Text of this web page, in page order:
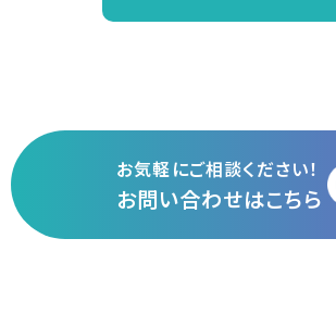
お気軽にご相談ください！
お問い合わせはこちら